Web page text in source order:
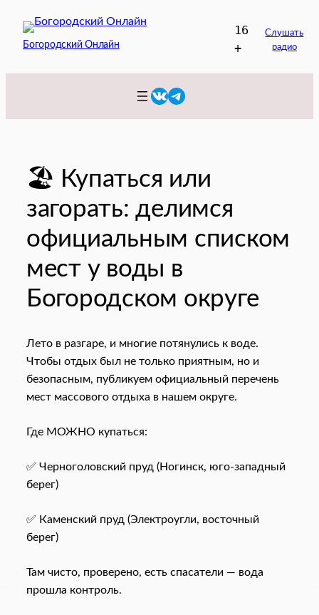
содержимому
Богородский Онлайн
16
+
Слушать
радио
VKTelegram
🏖️ Купаться или
загорать: делимся
официальным списком
мест у воды в
Богородском округе
Лето в разгаре, и многие потянулись к воде.
Чтобы отдых был не только приятным, но и
безопасным, публикуем официальный перечень
мест массового отдыха в нашем округе.
Где МОЖНО купаться:
✅ Черноголовский пруд (Ногинск, юго-западный
берег)
✅ Каменский пруд (Электроугли, восточный
берег)
Там чисто, проверено, есть спасатели — вода
прошла контроль.